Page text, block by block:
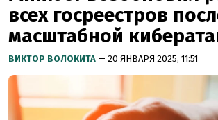
всех госреестров
масштабной
ВИКТОР ВОЛОКИТА — 20 ЯНВАРЯ 2025, 11:51